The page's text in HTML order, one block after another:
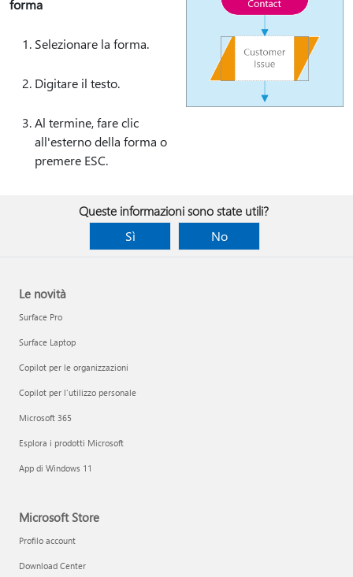
forma
Selezionare la forma.
Digitare il testo.
Al termine, fare clic
all'esterno della forma o
premere ESC.
Queste informazioni sono state utili?
Sì
No
Le novità
Surface Pro
Surface Laptop
Copilot per le organizzazioni
Copilot per l'utilizzo personale
Microsoft 365
Esplora i prodotti Microsoft
App di Windows 11
Microsoft Store
Profilo account
Download Center